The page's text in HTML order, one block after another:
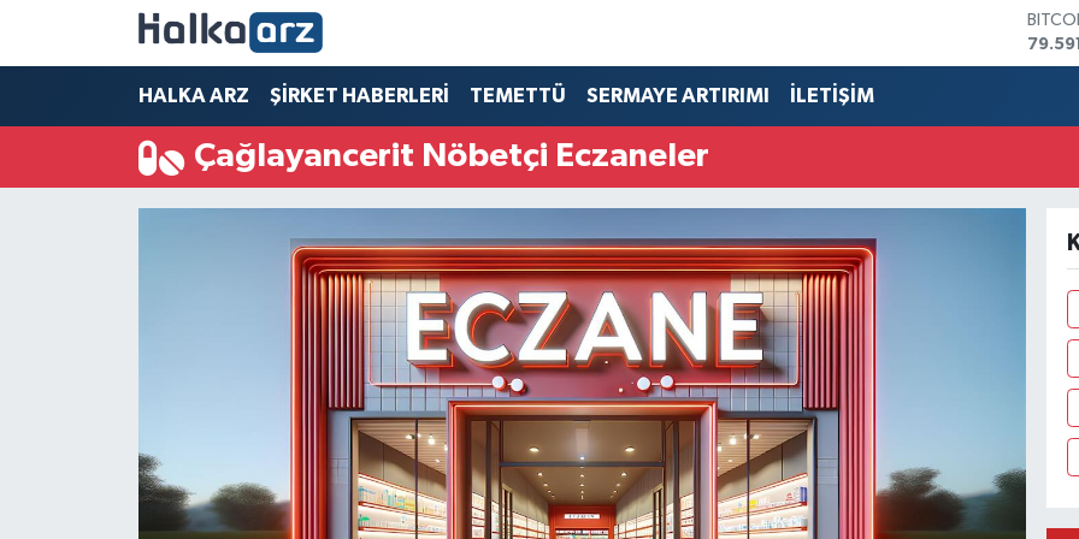
HALKA ARZ ŞİRKET HABERLERİ TEMETTÜ SERMAYE ARTIRIMI İLETİŞİM
Çağlayancerit Nöbetçi Eczaneler
HALKA ARZ
SERMAYE ARTIRIMI
ŞİRKET HABERLERİ